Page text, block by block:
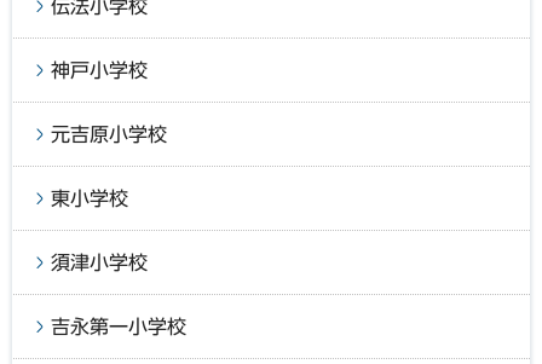
伝法小学校
神戸小学校
元吉原小学校
東小学校
須津小学校
吉永第一小学校